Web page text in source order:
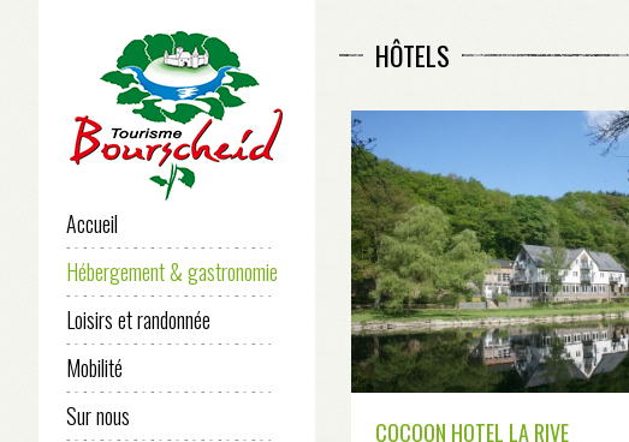
Accueil
Hébergement & gastronomie
Loisirs et randonnée
Mobilité
Sur nous
HÔTELS
COCOON HOTEL LA RIVE